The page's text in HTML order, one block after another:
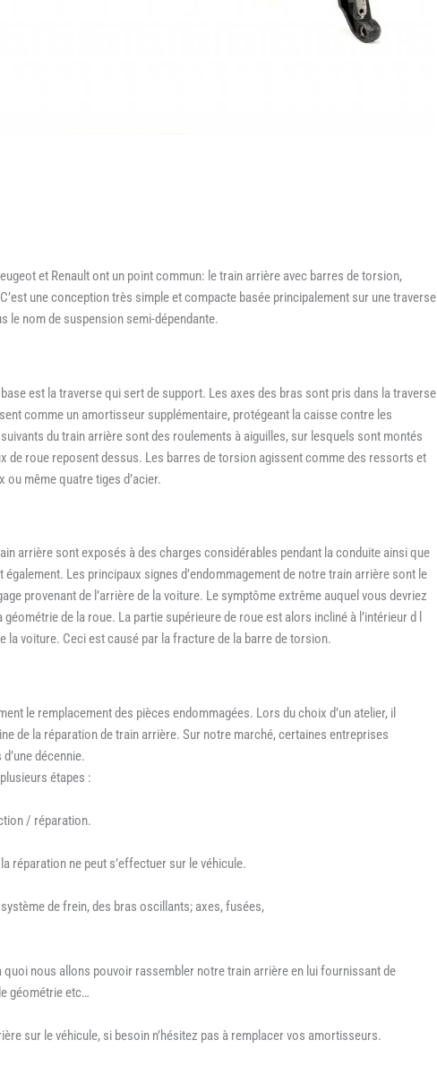
et Renault ont un point commun: le train arrière avec barres de torsion,
une conception très simple et compacte basée principalement sur une traverse
le nom de suspension semi-dépendante.
est la traverse qui sert de support. Les axes des bras sont pris dans la traverse
comme un amortisseur supplémentaire, protégeant la caisse contre les
du train arrière sont des roulements à aiguilles, sur lesquels sont montés
de roue reposent dessus. Les barres de torsion agissent comme des ressorts et
même quatre tiges d’acier.
arrière sont exposés à des charges considérables pendant la conduite ainsi que
Les principaux signes d’endommagement de notre train arrière sont le
provenant de l’arrière de la voiture. Le symptôme extrême auquel vous devriez
de la roue. La partie supérieure de roue est alors incliné à l’intérieur d l
la voiture. Ceci est causé par la fracture de la barre de torsion.
le remplacement des pièces endommagées. Lors du choix d’un atelier, il
de la réparation de train arrière. Sur notre marché, certaines entreprises
décennie.
étapes :
/ réparation.
réparation ne peut s’effectuer sur le véhicule.
de frein, des bras oscillants; axes, fusées,
quoi nous allons pouvoir rassembler notre train arrière en lui fournissant de
géométrie etc…
sur le véhicule, si besoin n’hésitez pas à remplacer vos amortisseurs.